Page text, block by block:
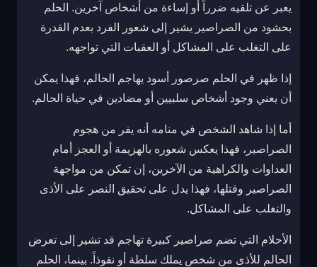
يعبر عن تلقيه ضرراً أو إساءة من أشخاص آخرين. الحلم
بحشود من الصراصير يشير إلى شعور الفرد بعدم القدرة
على التغلب على المشاكل أو العقبات التي تواجهه.
إذا ظهر في الحلم صرصور أسود يهاجم الحالم، فهذا يمكن
أن يعني وجود أشخاص سلبيين أو مضادين في حياة الحالم.
أما إذا شاهد الشخص في منامه أنه يفر من هجوم
الصراصير، فهذا يعكس شعوره بالهزيمة أو العجز أمام
العداوات والكراهية من الآخرين، إن تمكن من مواجهة
الصراصير وقتلها، فهذا يدل على تحقيق النصر على الأذى
والتغلب على المشاكل.
الأحلام التي تضم صراصير كبيرة تهاجم قد تشير إلى تعرض
الحالم للأذى من شخص يملك سلطة أو نفوذاً. بينما، الحلم